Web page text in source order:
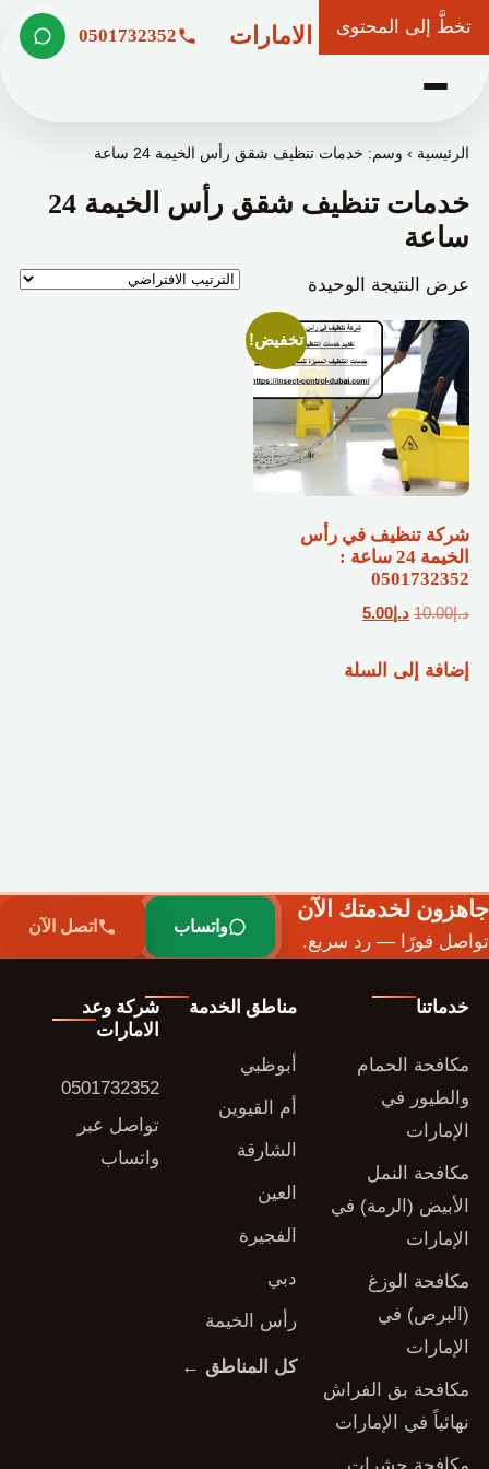
تخطَّ إلى المحتوى
شركة وعد الامارات 0501732352
الرئيسية ›وسم: خدمات تنظيف شقق رأس الخيمة 24 ساعة
خدمات تنظيف شقق رأس الخيمة 24
ساعة
عرض النتيجة الوحيدة
تخفيض!
شركة تنظيف في رأس
الخيمة 24 ساعة :
0501732352
د.إ10.00 السعر
هو:
د.إ5.00السعر
هو:
إضافة إلى السلة
جاهزون لخدمتك الآن
تواصل فورًا — رد سريع.
واتساب اتصل الآن
خدماتنا
مكافحة الحمام
والطيور في
الإمارات
مكافحة النمل
الأبيض (الرمة) في
الإمارات
مكافحة الوزغ
(البرص) في
الإمارات
مكافحة بق الفراش
نهائياً في الإمارات
مكافحة حشرات
مناطق الخدمة
أبوظبي
أم القيوين
الشارقة
العين
الفجيرة
دبي
رأس الخيمة
كل المناطق ←
شركة وعد
الامارات
0501732352
تواصل عبر
واتساب